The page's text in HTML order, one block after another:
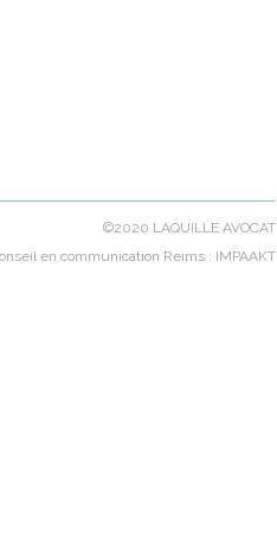
©2020 LAQUILLE AVOCAT
en communication Reims : IMPAAKT